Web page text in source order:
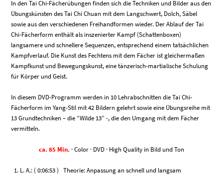
In den Tai Chi-Fächerübungen finden sich die Techniken und Bilder aus den
Übungskünsten des Tai Chi Chuan mit dem Langschwert, Dolch, Säbel
sowie aus den verschiedenen Freihandformen wieder. Der Ablauf der Tai
Chi-Fächerform enthält als inszenierter Kampf (Schattenboxen)
langsamere und schnellere Sequenzen, entsprechend einem tatsächlichen
Kampfverlauf. Die Kunst des Fechtens mit dem Fächer ist gleichermaßen
Kampfkunst und Bewegungskunst, eine tänzerisch-martialische Schulung
für Körper und Geist.
In diesem DVD-Programm werden in 10 Lehrabschnitten die Tai Chi-
Fächerform im Yang-Stil mit 42 Bildern gelehrt sowie eine Übungsreihe mit
13 Grundtechniken – die “Wilde 13” -, die den Umgang mit dem Fächer
vermitteln.
ca. 85 Min. · Color · DVD · High Quality in Bild und Ton
1. L. A.: ( 0:06:53 ) Theorie: Anpassung an schnell und langsam